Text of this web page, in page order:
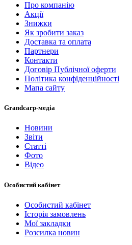
Про компанію
Акції
Знижки
Як зробити заказ
Доставка та оплата
Партнери
Контакти
Договір Публічної оферти
Політика конфіденційності
Мапа сайту
Grandcarp-медіа
Новини
Звіти
Статті
Фото
Відео
Особистий кабінет
Особистий кабінет
Історія замовлень
Мої закладки
Розсилка новин